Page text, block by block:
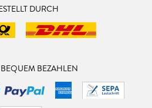
DURCH
BEZAHLEN